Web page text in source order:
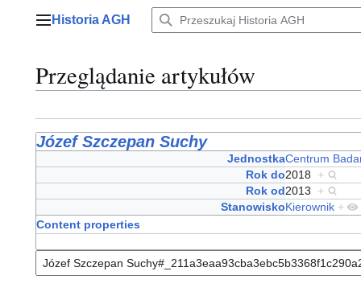
Menu główne
Historia AGH
Przeglądanie artykułów
Józef Szczepan Suchy
JednostkaCentrum
Rok do2018
+
Rok od2013
+
StanowiskoKierownik +
Content properties